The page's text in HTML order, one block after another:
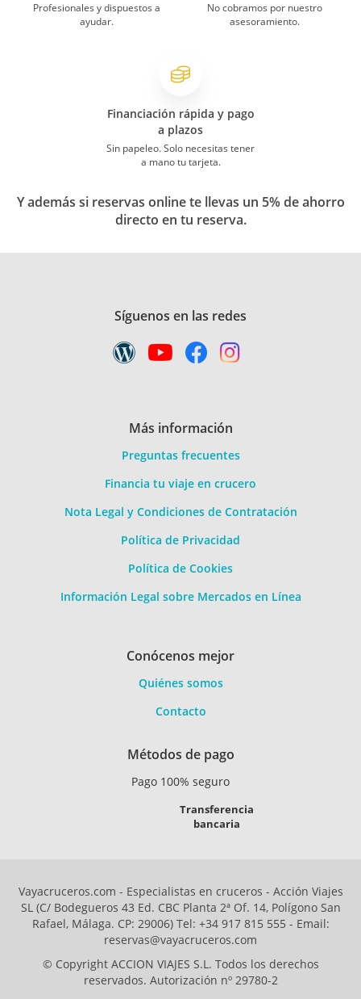
Profesionales y dispuestos a
ayudar.
No cobramos por nuestro
asesoramiento.
Financiación rápida y pago
a plazos
Sin papeleo. Solo necesitas tener
a mano tu tarjeta.
Y además si reservas online te llevas un 5% de ahorro
directo en tu reserva.
Síguenos en las redes
Más información
Preguntas frecuentes
Financia tu viaje en crucero
Nota Legal y Condiciones de Contratación
Política de Privacidad
Política de Cookies
Información Legal sobre Mercados en Línea
Conócenos mejor
Quiénes somos
Contacto
Métodos de pago
Pago 100% seguro
Transferencia
bancaria
Vayacruceros.com - Especialistas en cruceros - Acción Viajes
SL (C/ Bodegueros 43 Ed. CBC Planta 2ª Of. 14, Polígono San
Rafael, Málaga. CP: 29006) Tel: +34 917 815 555 - Email:
reservas@vayacruceros.com
© Copyright ACCION VIAJES S.L. Todos los derechos
reservados. Autorización nº 29780-2